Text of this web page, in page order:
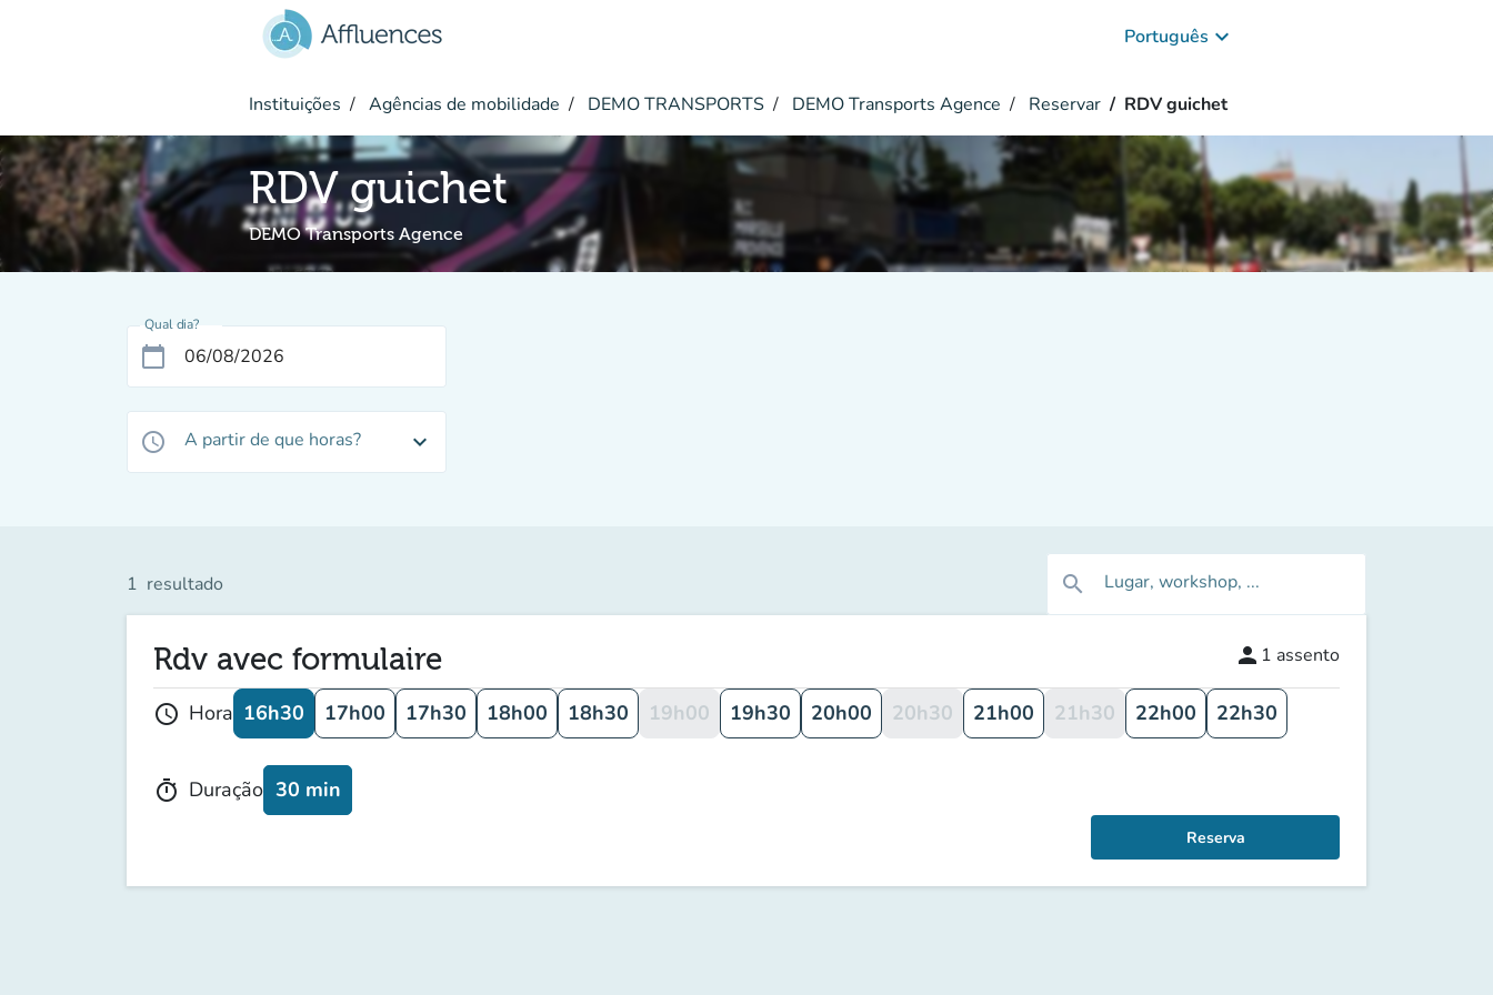
Português keyboard_arrow_down
Instituições Agências de mobilidade DEMO TRANSPORTS DEMO Transports Agence Reservar RDV guichet
RDV guichet
DEMO Transports Agence
Qual dia?
calendar_today
access_time A partir de que horas? expand_more
1 resultado search Lugar, workshop, ...
Rdv avec formulaire person 1 assento
schedule Hora 16h30 17h00 17h30 18h00 18h30 19h00 19h30 20h00 20h30 21h00 21h30 22h00 22h30
timer Duração 30 min
Reserva